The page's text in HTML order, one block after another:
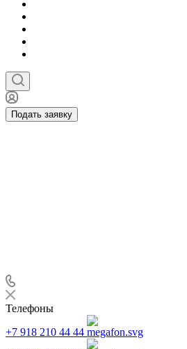
Подать заявку
Телефоны
+7 918 210 44 44